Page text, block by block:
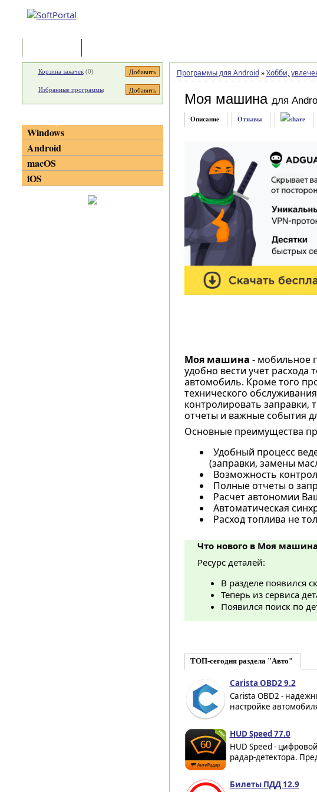
Программы для Android » Хобби,
Моя машина для
Описание Отзывы
Моя машина - мобильное
удобно вести учет расхода
автомобиль. Кроме того
технического
контролировать заправки,
отчеты и важные события
Основные преимущества
Удобный процесс
(заправки, замены
Возможность
Полные отчеты о
Расчет автономии
Автоматическая
Расход топлива не
Что нового в Моя машина
Ресурс деталей:
В разделе появился
Теперь из сервиса
Появился поиск по
ТОП-сегодня раздела "Авто"
Carista OBD2 9.2
Carista OBD2 -
настройке
HUD Speed 77.0
HUD Speed -
радар-детектора.
Билеты ПДД 12.9
Корзина закачек(0)
Избранные программы
Windows
Android
macOS
iOS